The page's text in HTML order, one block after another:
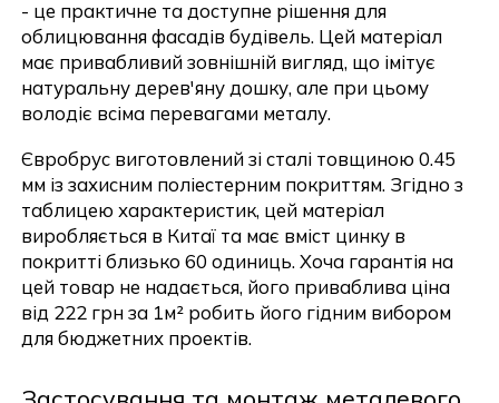
- це практичне та доступне рішення для
облицювання фасадів будівель. Цей матеріал
має привабливий зовнішній вигляд, що імітує
натуральну дерев'яну дошку, але при цьому
володіє всіма перевагами металу.
Євробрус виготовлений зі сталі товщиною 0.45
мм із захисним поліестерним покриттям. Згідно з
таблицею характеристик, цей матеріал
виробляється в Китаї та має вміст цинку в
покритті близько 60 одиниць. Хоча гарантія на
цей товар не надається, його приваблива ціна
від 222 грн за 1м² робить його гідним вибором
для бюджетних проектів.